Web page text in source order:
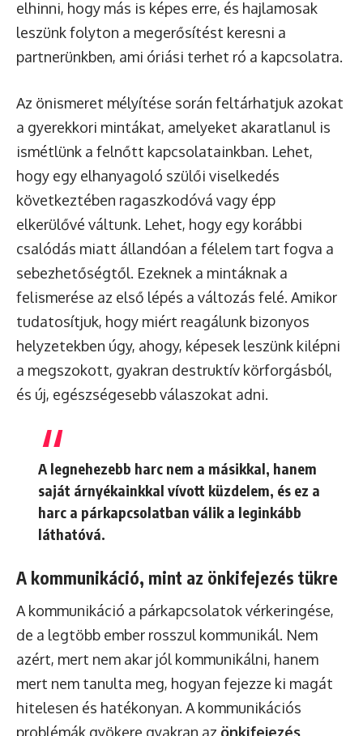
elhinni, hogy más is képes erre, és hajlamosak
leszünk folyton a megerősítést keresni a
partnerünkben, ami óriási terhet ró a kapcsolatra.
Az önismeret mélyítése során feltárhatjuk azokat
a gyerekkori mintákat, amelyeket akaratlanul is
ismétlünk a felnőtt kapcsolatainkban. Lehet,
hogy egy elhanyagoló szülői viselkedés
következtében ragaszkodóvá vagy épp
elkerülővé váltunk. Lehet, hogy egy korábbi
csalódás miatt állandóan a félelem tart fogva a
sebezhetőségtől. Ezeknek a mintáknak a
felismerése az első lépés a változás felé. Amikor
tudatosítjuk, hogy miért reagálunk bizonyos
helyzetekben úgy, ahogy, képesek leszünk kilépni
a megszokott, gyakran destruktív körforgásból,
és új, egészségesebb válaszokat adni.
A legnehezebb harc nem a másikkal, hanem
saját árnyékainkkal vívott küzdelem, és ez a
harc a párkapcsolatban válik a leginkább
láthatóvá.
A kommunikáció, mint az önkifejezés tükre
A kommunikáció a párkapcsolatok vérkeringése,
de a legtöbb ember rosszul kommunikál. Nem
azért, mert nem akar jól kommunikálni, hanem
mert nem tanulta meg, hogyan fejezze ki magát
hitelesen és hatékonyan. A kommunikációs
problémák gyökere gyakran az önkifejezés